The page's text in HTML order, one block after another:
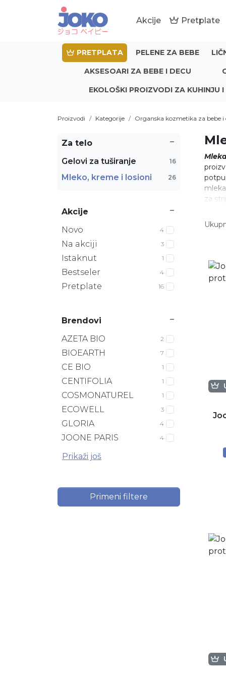
Akcije Pretplate
PRETPLATA PELENE ZA BEBE
AKSESOARI ZA BEBE I DECU
EKOLOŠKI PROIZVODI ZA KUHINJU
Proizvodi Kategorije Organska kozmetika za bebe i
Za telo
Gelovi za tuširanje
16
Mleko, kreme i losioni 26
Akcije
Novo
4
Na akciji 3
Istaknut 1
Bestseler 4
Pretplate 16
Brendovi
AZETA BIO
2
BIOEARTH 7
CE BIO 1
CENTIFOLIA 1
COSMONATUREL 1
ECOWELL 3
GLORIA 4
JOONE PARIS 4
Prikaži još
Primeni filtere
za